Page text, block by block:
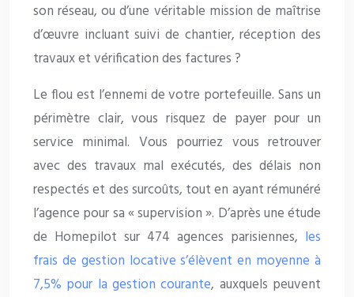
son réseau, ou d’une véritable mission de maîtrise
d’œuvre incluant suivi de chantier, réception des
travaux et vérification des factures ?
Le flou est l’ennemi de votre portefeuille. Sans un
périmètre clair, vous risquez de payer pour un
service minimal. Vous pourriez vous retrouver
avec des travaux mal exécutés, des délais non
respectés et des surcoûts, tout en ayant rémunéré
l’agence pour sa « supervision ». D’après une étude
de Homepilot sur 474 agences parisiennes, les
frais de gestion locative s’élèvent en moyenne à
7,5% pour la gestion courante, auxquels peuvent